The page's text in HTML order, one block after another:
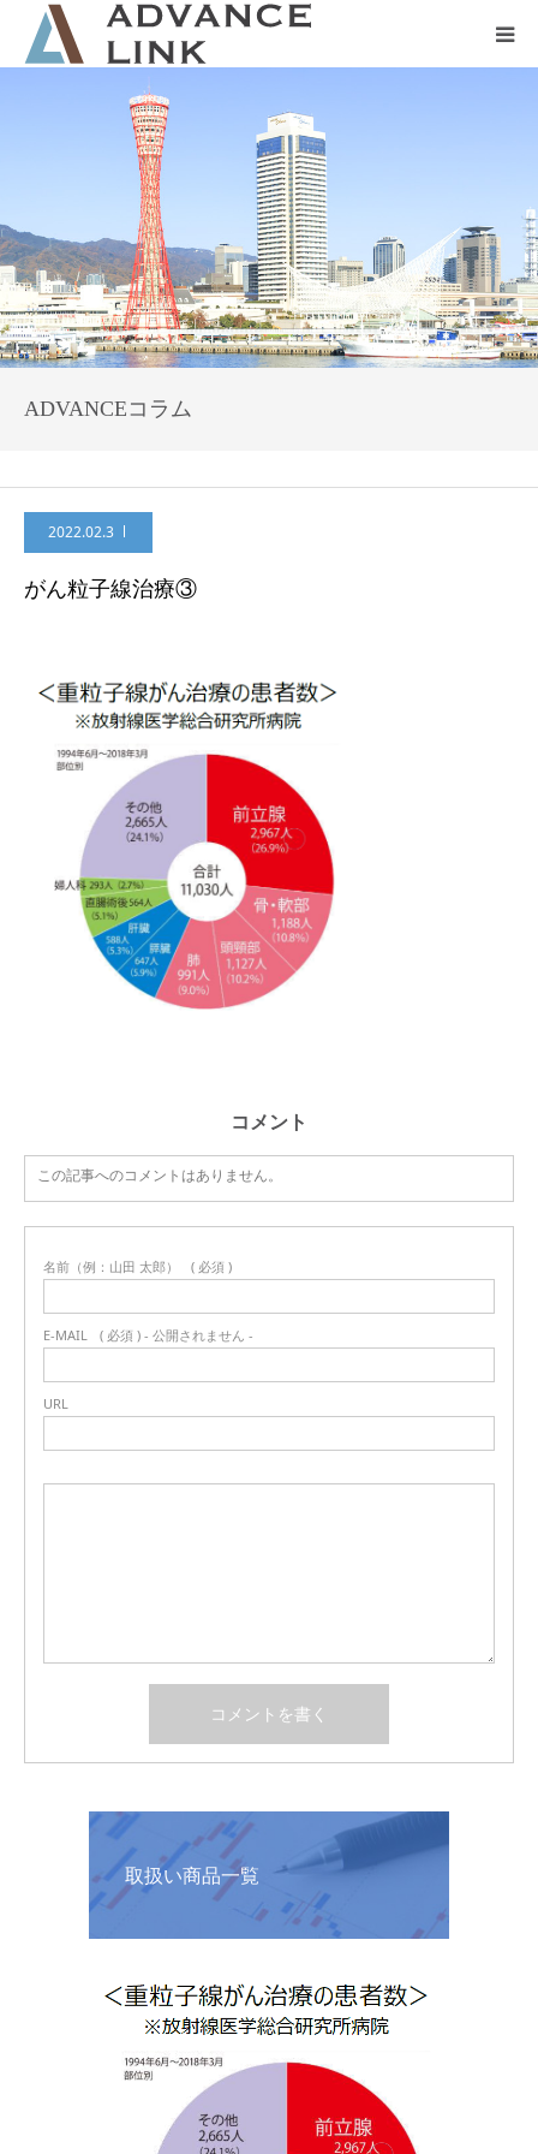
ADVANCEコラム
2022.02.3
がん粒子線治療③
コメント
この記事へのコメントはありません。
名前（例：山田 太郎） ( 必須 )
E-MAIL ( 必須 ) - 公開されません -
URL
取扱い商品一覧
会社概要
ネット保険
事業保険